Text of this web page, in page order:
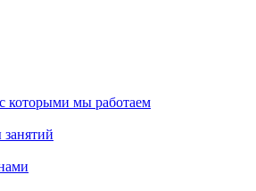
которыми мы работаем
занятий